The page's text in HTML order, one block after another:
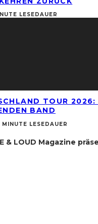
LESEDAUER
TOUR 2026:
BAND
MINUTE LESEDAUER
& LOUD Magazine